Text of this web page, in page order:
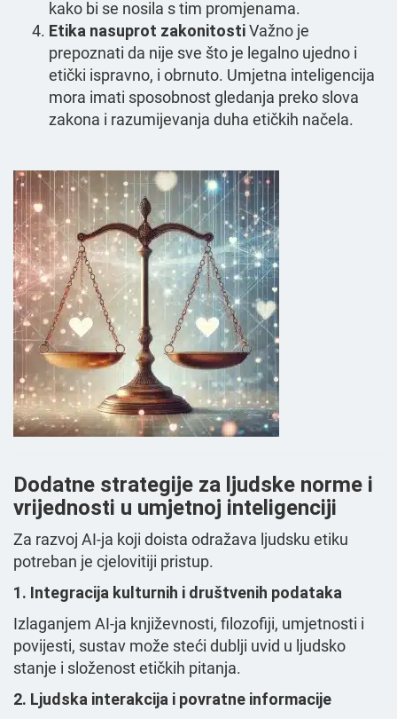
kako bi se nosila s tim promjenama.
Etika nasuprot zakonitostiVažno je
prepoznati da nije sve što je legalno ujedno i
etički ispravno, i obrnuto. Umjetna inteligencija
mora imati sposobnost gledanja preko slova
zakona i razumijevanja duha etičkih načela.
Dodatne strategije za ljudske norme i
vrijednosti u umjetnoj inteligenciji
Za razvoj AI-ja koji doista odražava ljudsku etiku
potreban je cjelovitiji pristup.
1. Integracija kulturnih i društvenih podataka
Izlaganjem AI-ja književnosti, filozofiji, umjetnosti i
povijesti, sustav može steći dublji uvid u ljudsko
stanje i složenost etičkih pitanja.
2. Ljudska interakcija i povratne informacije